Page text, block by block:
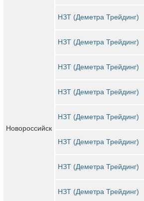
Новороссийск
НЗТ (Деметра Трейдинг)
НЗТ (Деметра Трейдинг)
НЗТ (Деметра Трейдинг)
НЗТ (Деметра Трейдинг)
НЗТ (Деметра Трейдинг)
НЗТ (Деметра Трейдинг)
НЗТ (Деметра Трейдинг)
НЗТ (Деметра Трейдинг)